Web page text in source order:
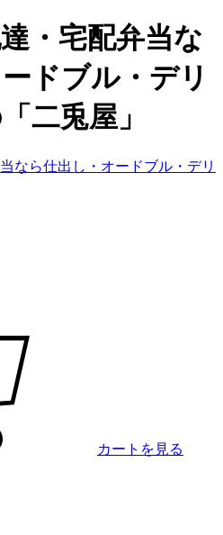
・宅配弁当な
ドブル・デリ
二兎屋」
カートを見る